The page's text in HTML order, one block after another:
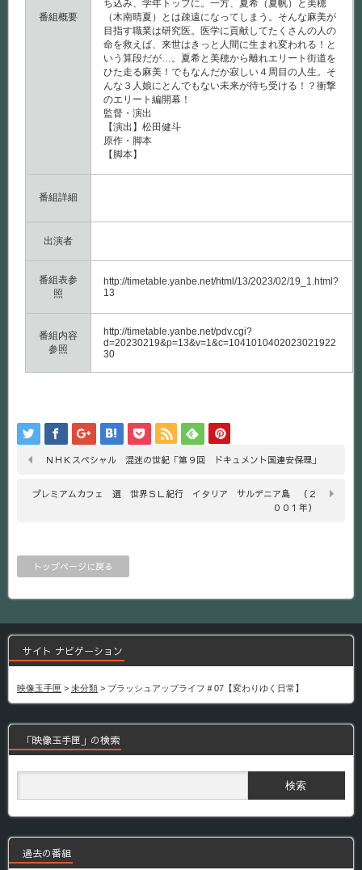
番組概要
ち込み、学年トップに。一方、夏希（夏帆）と美穂
（木南晴夏）とは疎遠になってしまう。そんな麻美が
目指す職業は研究医。医学に貢献してたくさんの人の
命を救えば、来世はきっと人間に生まれ変われる！と
いう算段だが…。夏希と美穂から離れエリート街道を
ひた走る麻美！でもなんだか寂しい４周目の人生。そ
んな３人娘にとんでもない未来が待ち受ける！？衝撃
のエリート編開幕！
監督・演出
【演出】松田健斗
原作・脚本
【脚本】
番組詳細
出演者
番組表参
照
http://timetable.yanbe.net/html/13/2023/02/19_1.html?
13
番組内容
参照
http://timetable.yanbe.net/pdv.cgi?
d=20230219&p=13&v=1&c=1041010402023021922
30
ＮＨＫスペシャル 混迷の世紀「第９回 ドキュメント国連安保理」
プレミアムカフェ 選 世界ＳＬ紀行 イタリア サルデニア島 （２
００１年）
トップページに戻る
サイト ナビゲーション
映像玉手匣 > 未分類 > ブラッシュアップライフ＃07【変わりゆく日常】
「映像玉手匣」の検索
過去の番組